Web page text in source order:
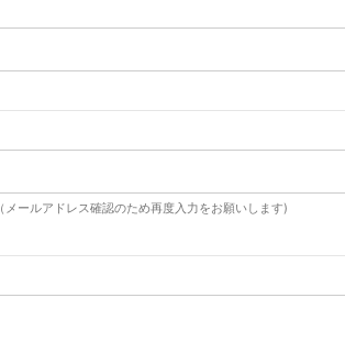
（メールアドレス確認のため再度入力をお願いします)